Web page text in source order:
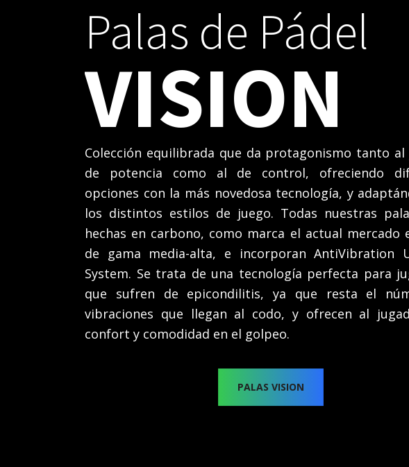
Palas de Pádel
VISION
Colección equilibrada que da protagonismo tanto
de potencia como al de control, ofreciendo
opciones con la más novedosa tecnología, y
los distintos estilos de juego. Todas nuestras
hechas en carbono, como marca el actual mercado
de gama media-alta, e incorporan AntiVibration
System. Se trata de una tecnología perfecta para
que sufren de epicondilitis, ya que resta el
vibraciones que llegan al codo, y ofrecen al
confort y comodidad en el golpeo.
PALAS VISION